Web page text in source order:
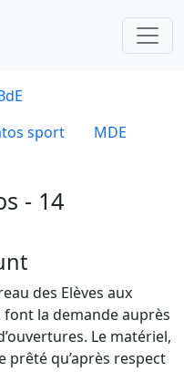
sport
MDE
- 14
des Elèves aux
la demande auprès
Le matériel,
prêté qu’après respect